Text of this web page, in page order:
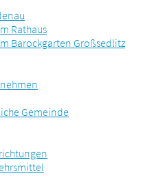
Rathaus
Barockgarten Großsedlitz
Gemeinde